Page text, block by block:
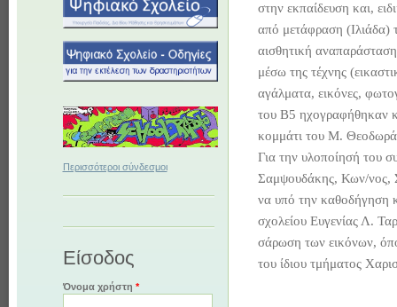
Περισσότεροι σύνδεσμοι
Είσοδος
Όνομα χρήστη *
στην εκπαίδευση και,
από μετάφραση (Ιλιάδα)
αισθητική
μέσω της τέχνης
αγάλματα, εικόνες,
του Β5 ηχογραφήθηκαν
κομμάτι του Μ.
Για την υλοποίησή του
Σαμψουδάκης, Κων/νος,
να υπό την καθοδήγηση
σχολείου Ευγενίας Λ.
σάρωση των εικόνων,
του ίδιου τμήματος